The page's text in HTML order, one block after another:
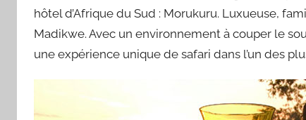
hôtel d’Afrique du Sud : Morukuru. Luxueuse,
Madikwe. Avec un environnement à couper le
une expérience unique de safari dans l’un des